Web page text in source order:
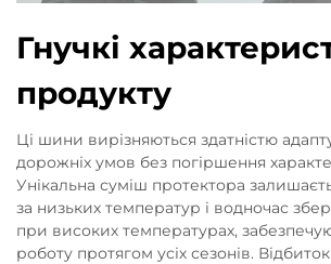
Гнучкі
продукту
Ці шини вирізняються здатністю
дорожніх умов без погіршення
Унікальна суміш протектора
за низьких температур і водночас
при високих температурах,
роботу протягом усіх сезонів.